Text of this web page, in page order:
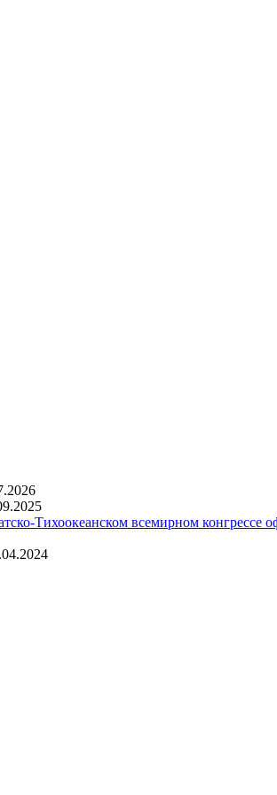
Тихоокеанском всемирном конгрессе